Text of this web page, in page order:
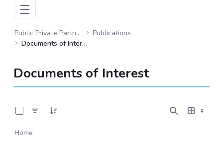
Public Private Partnerships
Publications
Documents of Interest
Documents of Interest
Home